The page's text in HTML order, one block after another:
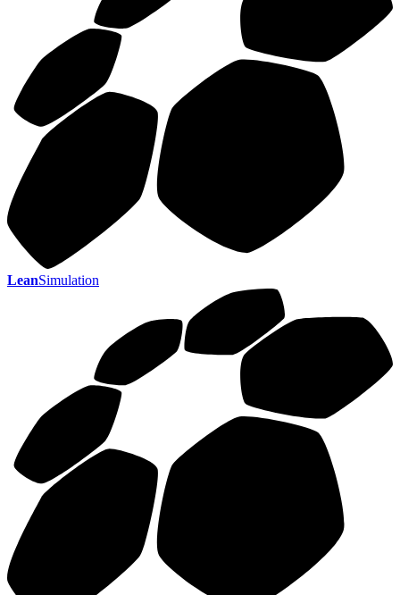
LeanSimulation